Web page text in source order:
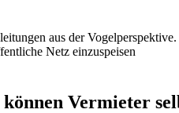
Vermieter